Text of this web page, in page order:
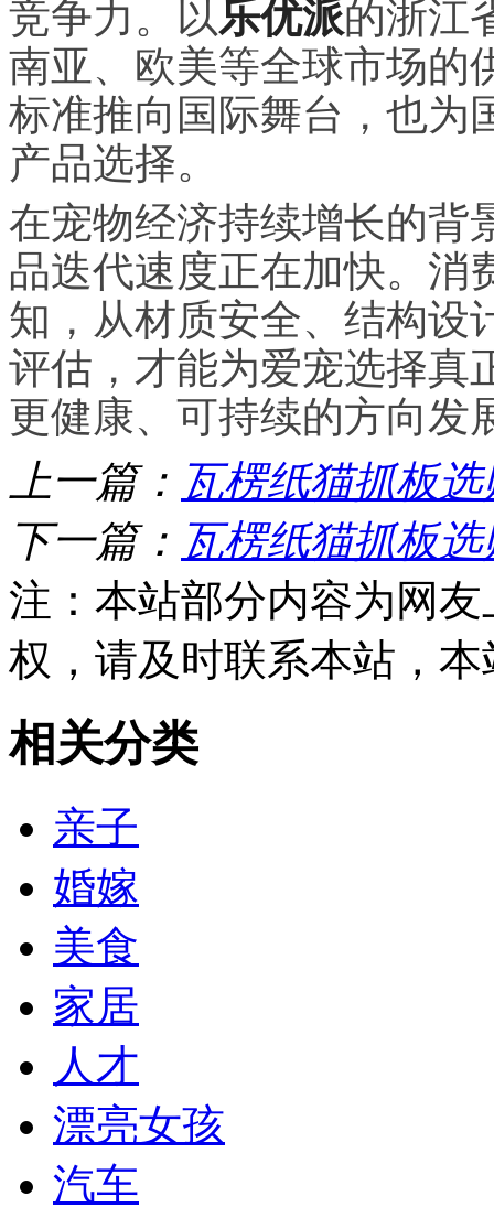
竞争力。以乐优派的浙江
南亚、欧美等全球市场的
标准推向国际舞台，也为
产品选择。
在宠物经济持续增长的背
品迭代速度正在加快。消
知，从材质安全、结构设
评估，才能为爱宠选择真
更健康、可持续的方向发
上一篇： 瓦楞纸猫抓板
下一篇： 瓦楞纸猫抓板
注：本站部分内容为网
权，请及时联系本站，
相关分类
亲子
婚嫁
美食
家居
人才
漂亮女孩
汽车